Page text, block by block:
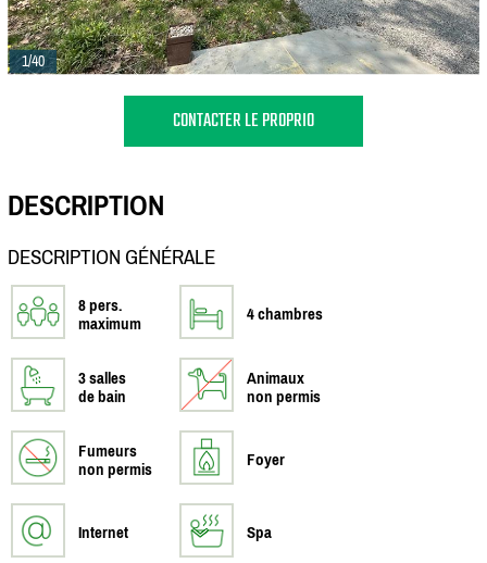
1/40
CONTACTER LE PROPRIO
DESCRIPTION
DESCRIPTION GÉNÉRALE
8 pers.
maximum
4 chambres
3 salles
de bain
Animaux
non permis
Fumeurs
non permis
Foyer
Internet Spa